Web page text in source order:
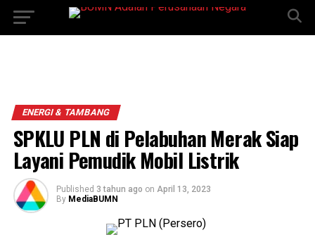
ENERGI & TAMBANG
SPKLU PLN di Pelabuhan Merak Siap
Layani Pemudik Mobil Listrik
Published 3 tahun ago on April 13, 2023
By MediaBUMN